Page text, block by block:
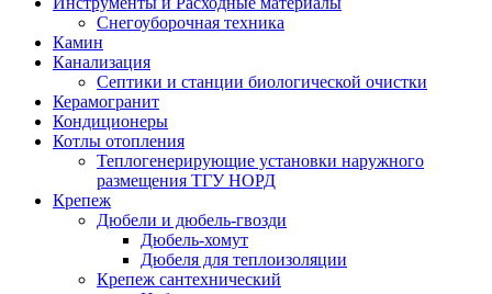
Снегоуборочная техника
Камин
Канализация
Септики и станции биологической очистки
Керамогранит
Кондиционеры
Котлы отопления
Теплогенерирующие установки наружного
размещения ТГУ НОРД
Крепеж
Дюбели и дюбель-гвозди
Дюбель-хомут
Дюбеля для теплоизоляции
Крепеж сантехнический